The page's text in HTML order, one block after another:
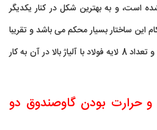
و به بهترین شکل در کنار یکدیگر
این ساختار بسیار محکم می باشد و تقریبا
تمامی لایه ها از جنس فولاد بود و تعداد 8 لایه فولاد با آلیاژ بالا در آن به کار
بودن گاوصندوق دو